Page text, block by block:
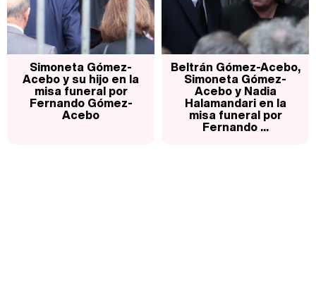
Simoneta Gómez-
Acebo y su hijo en la
misa funeral por
Fernando Gómez-
Acebo
Beltrán Gómez-Acebo,
Simoneta Gómez-
Acebo y Nadia
Halamandari en la
misa funeral por
Fernando ...